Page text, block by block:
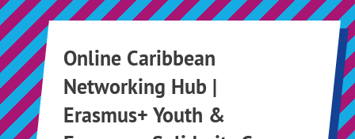
Online Caribbean
Networking Hub |
Erasmus+ Youth &